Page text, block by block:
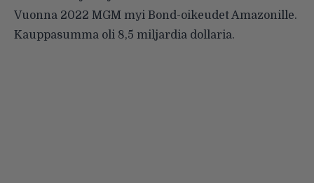
Vuonna 2022 MGM myi Bond-oikeudet Amazonille.
Kauppasumma oli 8,5 miljardia dollaria.